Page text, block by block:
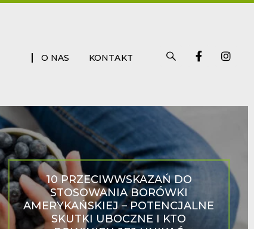
O NAS KONTAKT
S
i
i
x
F
a
o
-
I
n
g
10 PRZECIWWSKAZAŃ DO
STOSOWANIA BORÓWKI
AMERYKAŃSKIEJ – POTENCJALNE
SKUTKI UBOCZNE I KTO